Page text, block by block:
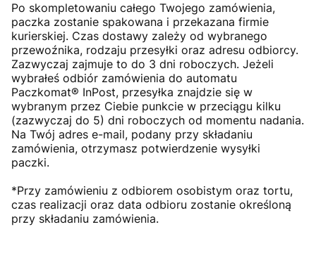
Po skompletowaniu całego Twojego zamówienia,
paczka zostanie spakowana i przekazana firmie
kurierskiej. Czas dostawy zależy od wybranego
przewoźnika, rodzaju przesyłki oraz adresu odbiorcy.
Zazwyczaj zajmuje to do 3 dni roboczych. Jeżeli
wybrałeś odbiór zamówienia do automatu
Paczkomat® InPost, przesyłka znajdzie się w
wybranym przez Ciebie punkcie w przeciągu kilku
(zazwyczaj do 5) dni roboczych od momentu nadania.
Na Twój adres e-mail, podany przy składaniu
zamówienia, otrzymasz potwierdzenie wysyłki
paczki.
*Przy zamówieniu z odbiorem osobistym oraz tortu,
czas realizacji oraz data odbioru zostanie określoną
przy składaniu zamówienia.